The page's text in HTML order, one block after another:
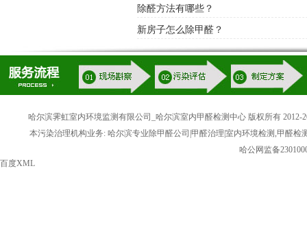
除醛方法有哪些？
新房子怎么除甲醛？
哈尔滨霁虹室内环境监测有限公司_哈尔滨室内甲醛检测中心 版权所有 2012-
本污染治理机构业务: 哈尔滨专业除甲醛公司|甲醛治理|室内环境检测,甲醛
哈公网监备
百度XML